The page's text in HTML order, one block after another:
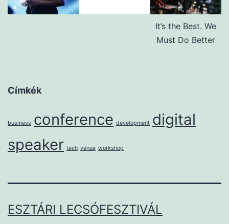
It’s the Best. We
Must Do Better
Címkék
business conference development digital
speaker tech venue workshop
ESZTÁRI LECSÓFESZTIVÁL